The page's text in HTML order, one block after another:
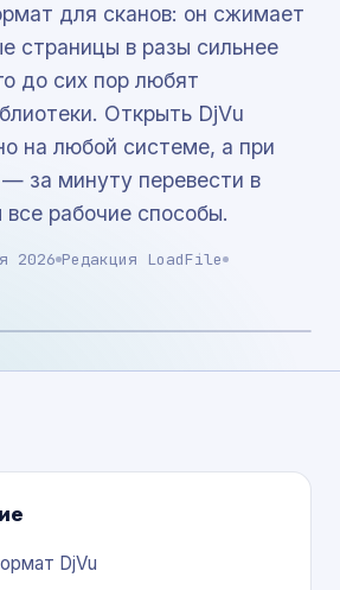
для сканов: он сжимает
страницы в разы сильнее
до сих пор любят
Открыть DjVu
на любой системе, а при
за минуту перевести в
рабочие способы.
2026 Редакция LoadFile
DjVu